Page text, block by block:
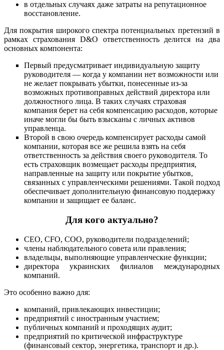
в отдельных случаях даже затраты на репутационное
восстановление.
Для покрытия широкого спектра потенциальных претензий в
рамках страхования D&O ответственность делится на два
основных компонента:
Первый предусматривает индивидуальную защиту
руководителя — когда у компании нет возможности или
не желает покрывать убытки, понесенные из-за
возможных противоправных действий директора или
должностного лица. В таких случаях страховая
компания берет на себя компенсацию расходов, которые
иначе могли бы быть взысканы с личных активов
управленца.
Второй в свою очередь компенсирует расходы самой
компании, которая все же решила взять на себя
ответственность за действия своего руководителя. То
есть страховщик возмещает расходы предприятия,
направленные на защиту или покрытие убытков,
связанных с управленческими решениями. Такой подход
обеспечивает дополнительную финансовую поддержку
компании и защищает ее баланс.
Для кого актуально?
CEO, CFO, COO, руководители подразделений;
члены наблюдательного совета или правления;
владельцы, выполняющие управленческие функции;
директора украинских филиалов международных
компаний.
Это особенно важно для:
компаний, привлекающих инвестиции;
предприятий с иностранным участием;
публичных компаний и проходящих аудит;
предприятий по критической инфраструктуре
(финансовый сектор, энергетика, транспорт и др.).